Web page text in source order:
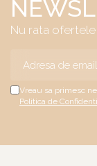
Nu rata
Vreau sa primesc
Politica de